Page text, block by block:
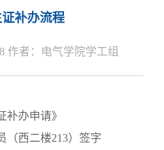
补办流程
作者：电气学院学工组
补办申请》
（西二楼213）签字